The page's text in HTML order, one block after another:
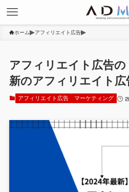
ホーム アフィリエイト広告
アフィリエイト広告
新のアフィリエイト広
アフィリエイト広告 マーケティング